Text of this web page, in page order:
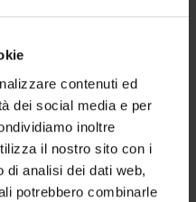
contenuti ed
dei social media e per
inoltre
il nostro sito con i
di analisi dei dati web,
potrebbero combinarle
Forest Bathing
€30
con trattamento termale